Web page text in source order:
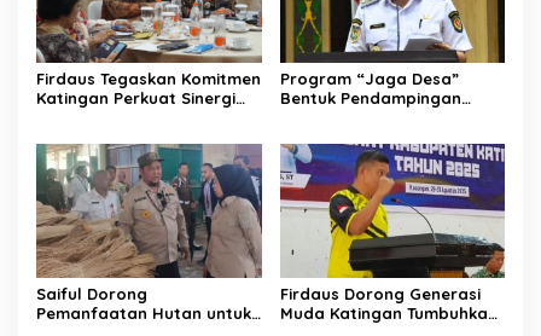
Firdaus Tegaskan Komitmen
Katingan Perkuat Sinergi
Program “Jaga Desa”
Bentuk Pendampingan
Saiful Dorong
Pemanfaatan Hutan untuk
Firdaus Dorong Generasi
Muda Katingan Tumbuhkan